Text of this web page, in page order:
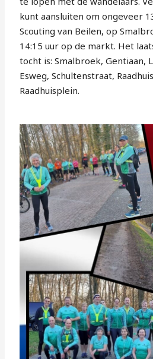
kunt aansluiten om ongeveer
Scouting van Beilen, op
14:15 uur op de markt. Het
tocht is: Smalbroek, Gentiaan,
Esweg, Schultenstraat,
Raadhuisplein.